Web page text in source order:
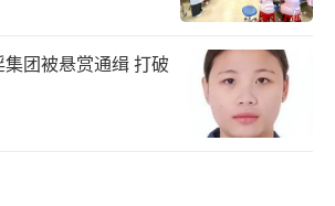
团被悬赏通缉 打破